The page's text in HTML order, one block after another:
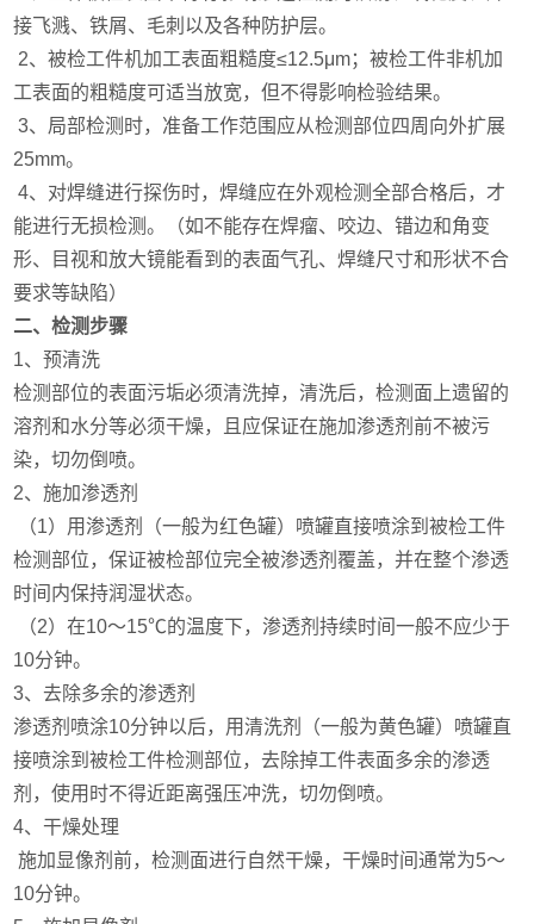
接飞溅、铁屑、毛刺以及各种防护层。
2、被检工件机加工表面粗糙度≤12.5μm；被检工件非机加
工表面的粗糙度可适当放宽，但不得影响检验结果。
3、局部检测时，准备工作范围应从检测部位四周向外扩展
25mm。
4、对焊缝进行探伤时，焊缝应在外观检测全部合格后，才
能进行无损检测。（如不能存在焊瘤、咬边、错边和角变
形、目视和放大镜能看到的表面气孔、焊缝尺寸和形状不合
要求等缺陷）
二、检测步骤
1、预清洗
检测部位的表面污垢必须清洗掉，清洗后，检测面上遗留的
溶剂和水分等必须干燥，且应保证在施加渗透剂前不被污
染，切勿倒喷。
2、施加渗透剂
（1）用渗透剂（一般为红色罐）喷罐直接喷涂到被检工件
检测部位，保证被检部位完全被渗透剂覆盖，并在整个渗透
时间内保持润湿状态。
（2）在10～15℃的温度下，渗透剂持续时间一般不应少于
10分钟。
3、去除多余的渗透剂
渗透剂喷涂10分钟以后，用清洗剂（一般为黄色罐）喷罐直
接喷涂到被检工件检测部位，去除掉工件表面多余的渗透
剂，使用时不得近距离强压冲洗，切勿倒喷。
4、干燥处理
施加显像剂前，检测面进行自然干燥，干燥时间通常为5～
10分钟。